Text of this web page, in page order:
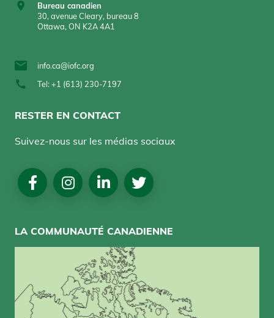
Bureau canadien
30, avenue Cleary, bureau 8
Ottawa, ON K2A 4A1
info.ca@iofc.org
Tel: +1 (613) 230-7197
RESTER EN CONTACT
Suivez-nous sur les médias sociaux
Social
Media
LA COMMUNAUTÉ CANADIENNE